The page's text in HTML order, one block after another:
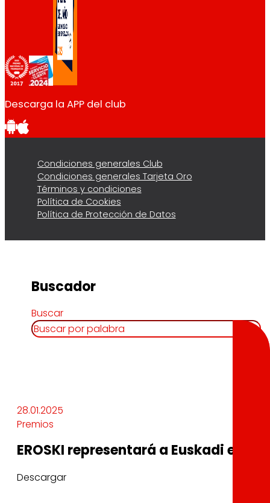
Descarga la APP del club
Condiciones generales Club
Condiciones generales Tarjeta Oro
Términos y condiciones
Política de Cookies
Política de Protección de Datos
Buscador
Buscar
28.01.2025
Premios
EROSKI representará a Euskadi en
Descargar